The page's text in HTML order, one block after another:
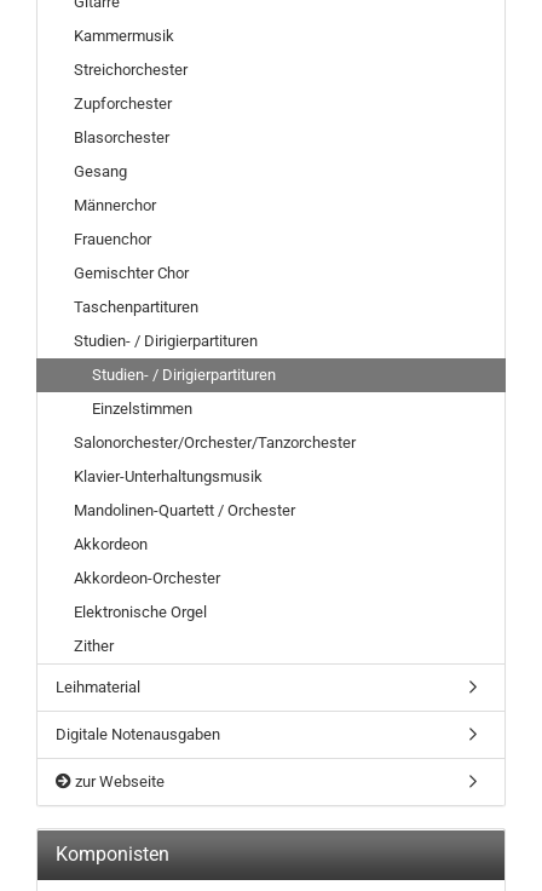
Kammermusik
Streichorchester
Zupforchester
Blasorchester
Gesang
Männerchor
Frauenchor
Gemischter Chor
Taschenpartituren
Studien- / Dirigierpartituren
Studien- / Dirigierpartituren
Einzelstimmen
Salonorchester/Orchester/Tanzorchester
Klavier-Unterhaltungsmusik
Mandolinen-Quartett / Orchester
Akkordeon
Akkordeon-Orchester
Elektronische Orgel
Zither
Leihmaterial
Digitale Notenausgaben
zur Webseite
Komponisten